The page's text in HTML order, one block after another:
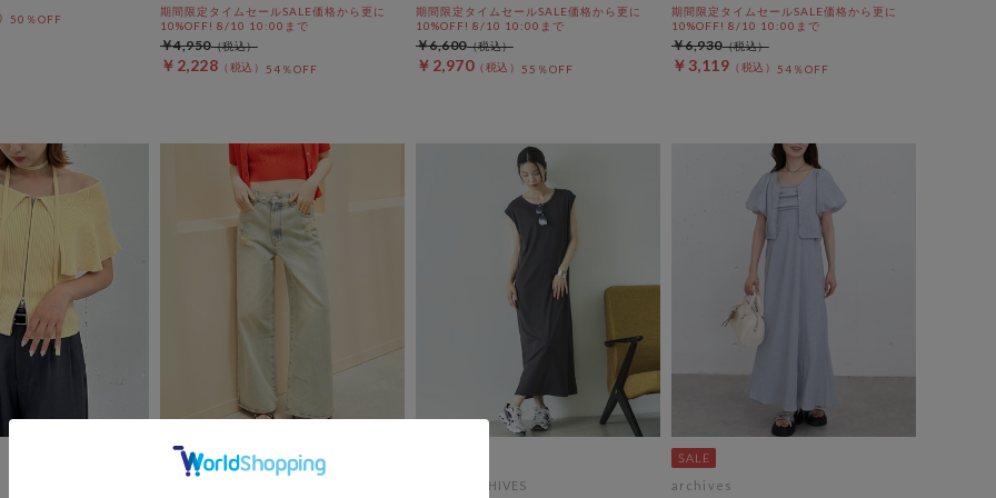
50％OFF
期間限定タイムセールSALE価格から更に
10%OFF! 8/10 10:00まで
￥2,228 54％OFF
￥4,950
期間限定タイムセールSALE価格から更に
10%OFF! 8/10 10:00まで
￥2,970 55％OFF
￥6,600
期間限定タイムセールSALE価格から更に
10%OFF! 8/10 10:00まで
￥3,119 54％OFF
￥6,930
DOUX ARCHIVES archives